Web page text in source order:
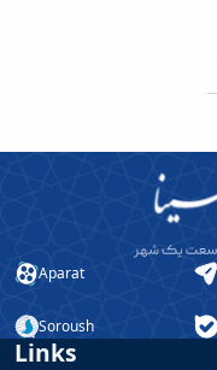
Aparat
Soroush
Links